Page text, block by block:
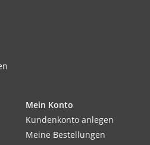
Stickstoffdüngung und Stallmist,
Eine normale Grunddüngung bei
aus.
nach der Aussaat. Nach dem
2–3 Tagen bilden sie Zucker
Mein Konto
Kundenkonto anlegen
Meine Bestellungen